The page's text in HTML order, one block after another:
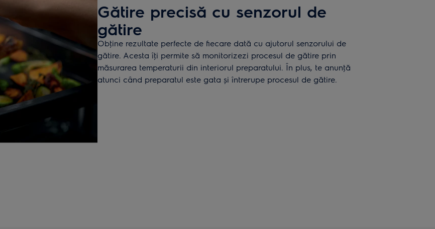
Gătire precisă cu senzorul de
gătire
Obţine rezultate perfecte de fiecare dată cu ajutorul senzorului de
gătire. Acesta îţi permite să monitorizezi procesul de gătire prin
măsurarea temperaturii din interiorul preparatului. În plus, te anunţă
atunci când preparatul este gata și întrerupe procesul de gătire.